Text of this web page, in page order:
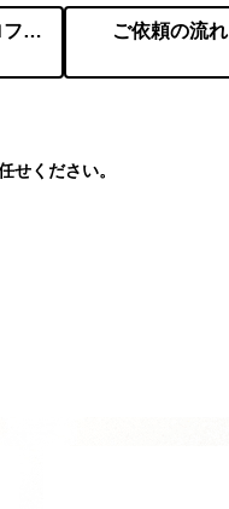
ください。
会社概要／プロフィール ご依頼の流れ